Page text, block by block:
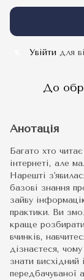
Увійти для
До
Анотація
Багато хто
інтернеті, але
Нарешті
базові знання
зайву
практики. Ви
краще
вчинків,
дізнаєтеся,
знати висхідний
передбачуваної